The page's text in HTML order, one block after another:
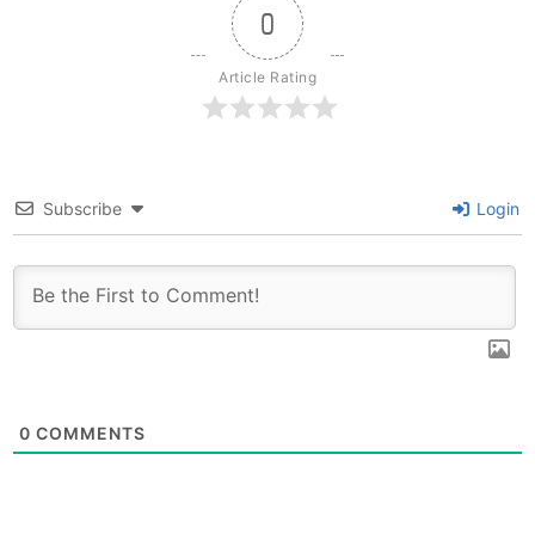
0
Article Rating
Subscribe Login
0 COMMENTS